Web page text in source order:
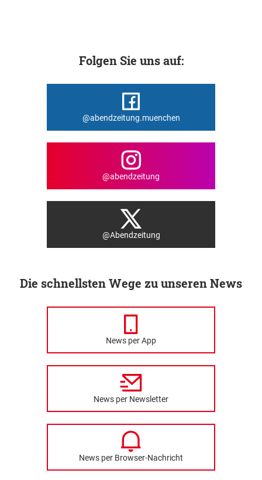
Folgen Sie uns auf:
@abendzeitung.muenchen
@abendzeitung
@Abendzeitung
Die schnellsten Wege zu unseren News
News per App
News per Newsletter
News per Browser-Nachricht